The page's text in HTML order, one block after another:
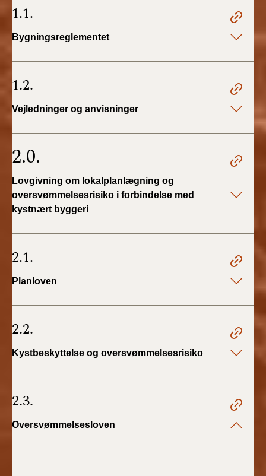
2018)
BR15 (2015-2018)
Tidligere BR (1961-
2010)
1.1.
Bygningsreglementet
1.2.
Vejledninger og anvisninger
2.0.
Lovgivning om lokalplanlægning og
oversvømmelsesrisiko i forbindelse med
kystnært byggeri
2.1.
Planloven
2.2.
Kystbeskyttelse og oversvømmelsesrisiko
2.3.
Oversvømmelsesloven